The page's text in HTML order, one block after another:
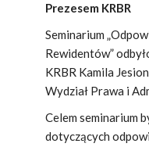
Prezesem KRBR
Seminarium
Rewidentów”
KRBR Kamila
Wydział Prawa i
Celem seminarium
dotyczących